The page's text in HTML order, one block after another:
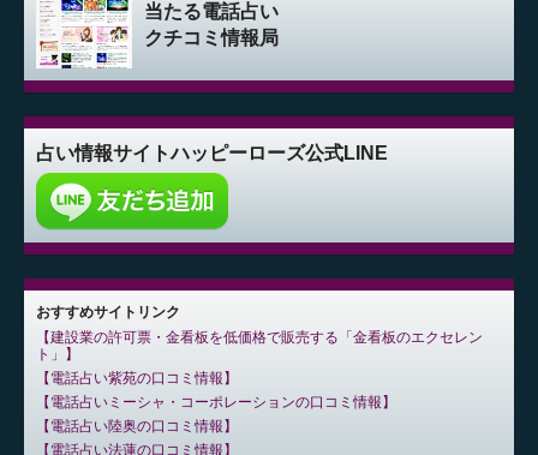
当たる電話占い
クチコミ情報局
占い情報サイトハッピーローズ公式LINE
おすすめサイトリンク
建設業の許可票・金看板を低価格で販売する「金看板のエクセレン
ト」
電話占い紫苑の口コミ情報
電話占いミーシャ・コーポレーションの口コミ情報
電話占い陸奥の口コミ情報
電話占い法蓮の口コミ情報